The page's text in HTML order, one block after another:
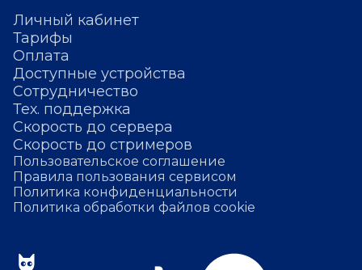
Личный кабинет
Тарифы
Оплата
Доступные устройства
Сотрудничество
Тех. поддержка
Скорость до сервера
Скорость до стримеров
Пользовательское соглашение
Правила пользования сервисом
Политика конфиденциальности
Политика обработки файлов cookie